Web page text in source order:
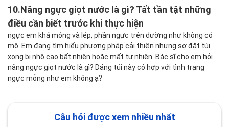
Sau khi sinh bé thứ hai và cai sữa, vùng nhũ hoa của em bị thâm
sạm và sẫm màu rõ rệt làm em rất tự ti trước mặt chồng. Em
đang tìm hiểu phương pháp làm hồng nhũ hoa nhưng không biết
giá bao nhiêu trọn gói, có phát sinh chi phí gì không ạ?
10.Nâng ngực giọt nước là gì? Tất tần tật những
điều cần biết trước khi thực hiện
nâng ngực giọt nước là gì? Dáng túi này có hợp với tình trạng